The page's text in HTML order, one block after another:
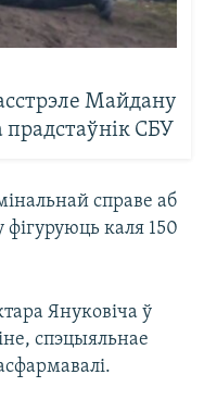
Майдану
прадстаўнік СБУ
справе аб
каля 150
Януковіча ў
спэцыяльнае